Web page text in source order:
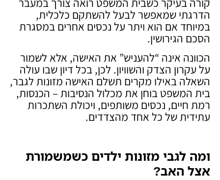
הדרגתי שמאפשר לבעל להשתקם כלכלית,
במיוחד אם הוא ויתר על נכסים אחרים במסגרת
הסכם הגירושין.
הכוונה אינה “להעניש” את האישה, אלא לשמור
על עקרון הצדק והשוויון. לכן, בכל דיון שבו עולה
השאלה באילו מקרים תשלם האישה מזונות לגבר,
בית המשפט בוחן את מכלול הנסיבות – הכנסות,
רמת חיים, נכסים משותפים, ויכולת השתכרות
עתידית של כל אחד מהצדדים.
ומה לגבי מזונות ילדים כשמשמורת
אצל האב?